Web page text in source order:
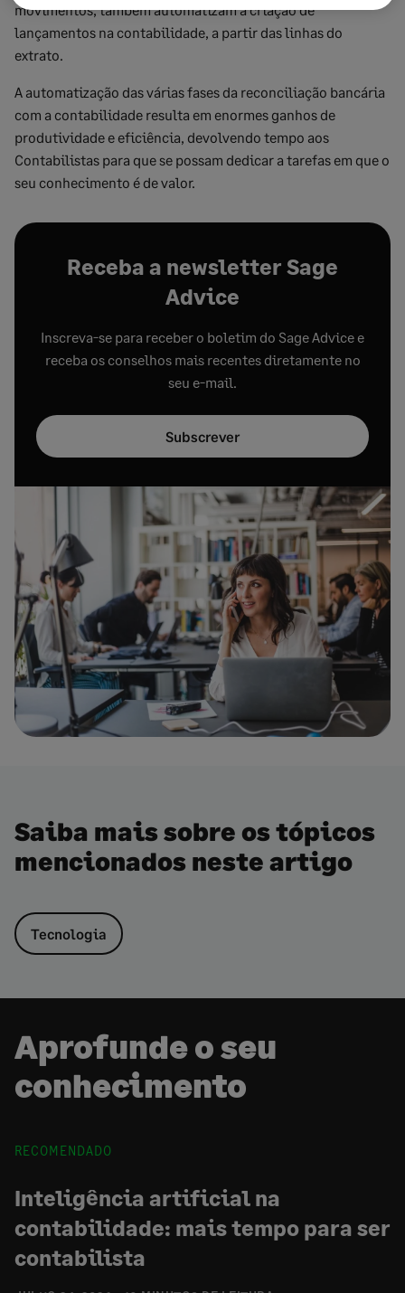
movimentos, também automatizam a criação de
lançamentos na contabilidade, a partir das linhas do
extrato.
A automatização das várias fases da reconciliação bancária
com a contabilidade resulta em enormes ganhos de
produtividade e eficiência, devolvendo tempo aos
Contabilistas para que se possam dedicar a tarefas em que o
seu conhecimento é de valor.
Receba a newsletter Sage
Advice
Inscreva-se para receber o boletim do Sage Advice e
receba os conselhos mais recentes diretamente no
seu e-mail.
Subscrever
Saiba mais sobre os tópicos
mencionados neste artigo
Tecnologia
Aprofunde o seu
conhecimento
RECOMENDADO
Inteligência artificial na
contabilidade: mais tempo para ser
contabilista